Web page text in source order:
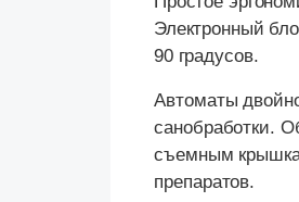
Электронный
90 градусов.
Автоматы
санобработки.
съемным
препаратов.